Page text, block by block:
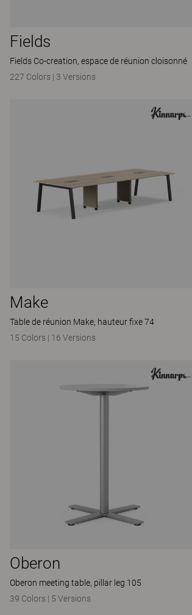
Fields
Fields Co-creation, espace de réunion cloisonné
227 Colors | 3 Versions
Make
Table de réunion Make, hauteur fixe 74
15 Colors | 16 Versions
Oberon
Oberon meeting table, pillar leg 105
39 Colors | 5 Versions